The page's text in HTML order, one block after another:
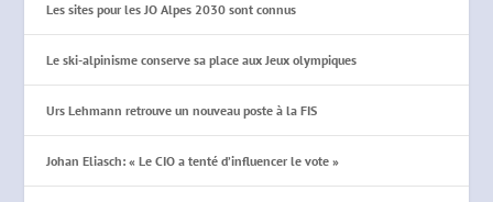
Les sites pour les JO Alpes 2030 sont connus
Le ski-alpinisme conserve sa place aux Jeux olympiques
Urs Lehmann retrouve un nouveau poste à la FIS
Johan Eliasch: « Le CIO a tenté d’influencer le vote »